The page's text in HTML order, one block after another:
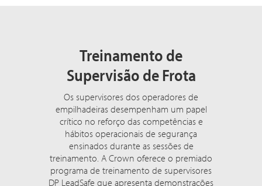
Treinamento de
Supervisão de Frota
Os supervisores dos operadores de
empilhadeiras desempenham um papel
crítico no reforço das competências e
hábitos operacionais de segurança
ensinados durante as sessões de
treinamento. A Crown oferece o premiado
programa de treinamento de supervisores
DP LeadSafe que apresenta demonstrações